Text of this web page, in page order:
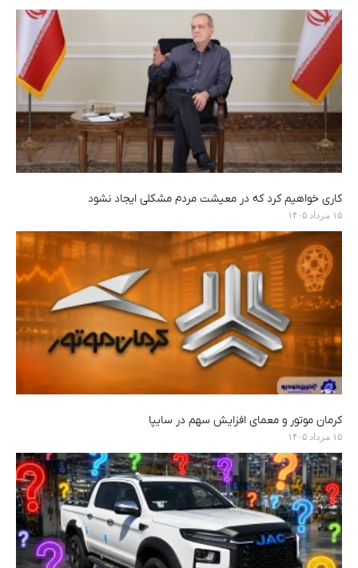
کاری خواهیم کرد که در معیشت مردم مشکلی ایجاد نشود
۱۵ مرداد ۱۴۰۵
کرمان موتور و معمای افزایش سهم در سایپا
۱۵ مرداد ۱۴۰۵